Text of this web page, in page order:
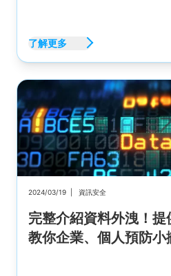
了解更多
2024/03/19 資訊安全
完整介紹資料外洩！提
教你企業、個人預防小